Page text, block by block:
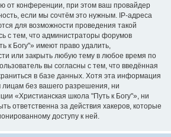
от конференции, при этом ваш провайдер
если мы сочтём это нужным. IP-адреса
для возможности проведения такой
с тем, что администраторы форумов
к Богу"» имеют право удалить,
или закрыть любую тему в любое время по
вы согласны с тем, что введённая
в базе данных. Хотя эта информация
лицам без вашего разрешения, ни
«Христианская школа "Путь к Богу"», ни
ответственна за действия хакеров, которые
доступу к ней.